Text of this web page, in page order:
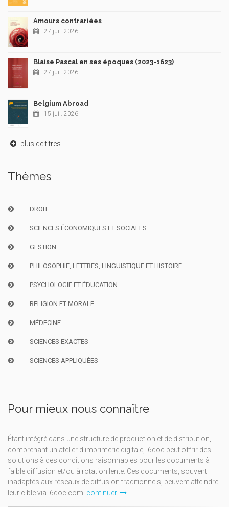
Amours contrariées
27 juil. 2026
Blaise Pascal en ses époques (2023-1623)
27 juil. 2026
Belgium Abroad
15 juil. 2026
plus de titres
Thèmes
DROIT
SCIENCES ÉCONOMIQUES ET SOCIALES
GESTION
PHILOSOPHIE, LETTRES, LINGUISTIQUE ET HISTOIRE
PSYCHOLOGIE ET ÉDUCATION
RELIGION ET MORALE
MÉDECINE
SCIENCES EXACTES
SCIENCES APPLIQUÉES
Pour mieux nous connaître
Étant intégré dans une structure de production et de distribution,
comprenant un atelier d'imprimerie digitale, i6doc peut offrir des
solutions à des conditions raisonnables pour les documents à
faible diffusion et/ou à rotation lente. Ces documents, souvent
inadaptés aux réseaux de diffusion traditionnels, peuvent atteindre
leur cible via i6doc.com. continuer